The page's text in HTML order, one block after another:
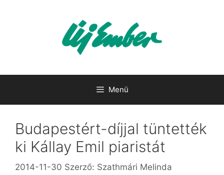
Menü
Budapestért-díjjal tüntették
ki Kállay Emil piaristát
2014-11-30 Szerző: Szathmári Melinda